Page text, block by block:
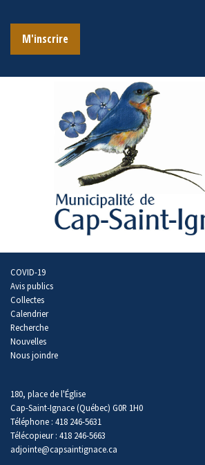
M'inscrire
COVID-19
Avis publics
Collectes
Calendrier
Recherche
Nouvelles
Nous joindre
180, place de l'Église
Cap-Saint-Ignace (Québec) G0R 1H0
Téléphone : 418 246-5631
Télécopieur : 418 246-5663
adjointe@capsaintignace.ca